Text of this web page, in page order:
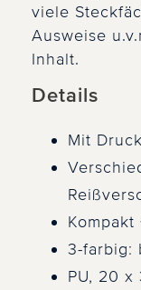
viele
Ausweise
Inhalt.
Details
Mit
3-farbig:
PU, 20 x